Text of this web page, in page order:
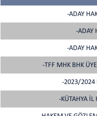
-ADAY
-ADAY
-ADAY
-TFF MHK BHK
-2023/2024
-KÜTAHYA İL